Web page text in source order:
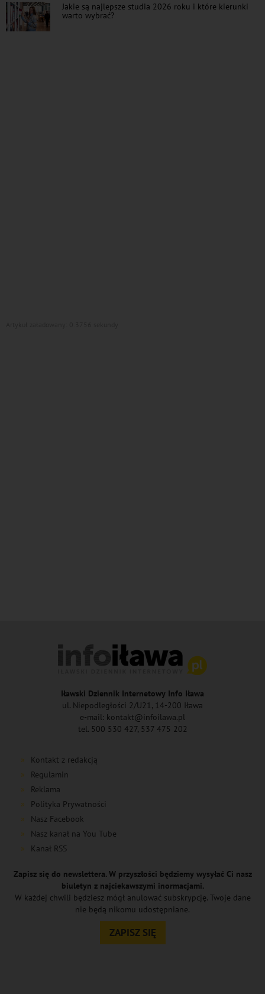
Jakie są najlepsze studia 2026 roku i które kierunki
warto wybrać?
Iławski Dziennik Internetowy Info Iława
ul. Niepodległości 2/U21, 14-200 Iława
e-mail: kontakt@infoilawa.pl
tel. 500 530 427, 537 475 202
Kontakt z redakcją
Regulamin
Reklama
Polityka Prywatności
Nasz Facebook
Nasz kanał na You Tube
Kanał RSS
Zapisz się do newslettera. W przyszłości będziemy wysyłać Ci nasz
biuletyn z najciekawszymi inormacjami.
W każdej chwili będziesz mógł anulować subskrypcję. Twoje dane
nie będą nikomu udostępniane.
ZAPISZ SIĘ